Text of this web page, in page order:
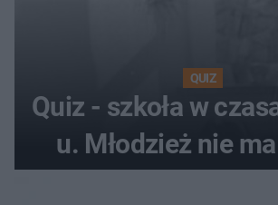
QUIZ
Quiz - szkoła w
u. Młodzież nie